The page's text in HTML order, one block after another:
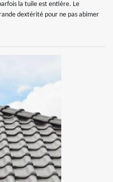
la tuile est entière. Le
dextérité pour ne pas abimer